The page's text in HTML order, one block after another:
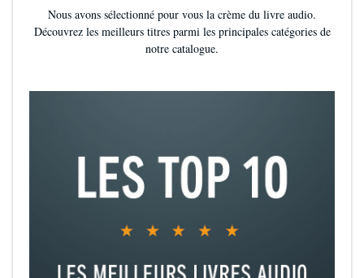
Nous avons sélectionné pour vous la crème du livre audio.
Découvrez les meilleurs titres parmi les principales catégories de
notre catalogue.